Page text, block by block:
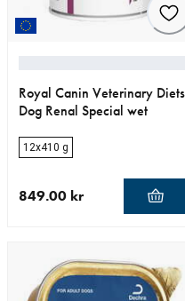
Royal Canin Veterinary Diets
Dog Renal Special wet
12x410 g
849.00 kr